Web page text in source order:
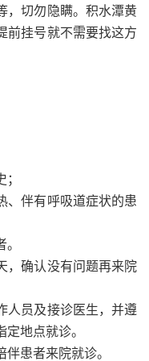
，切勿隐瞒。积水潭黄
前挂号就不需要找这方
、伴有呼吸道症状的患
，确认没有问题再来院
人员及接诊医生，并遵
地点就诊。
患者来院就诊。